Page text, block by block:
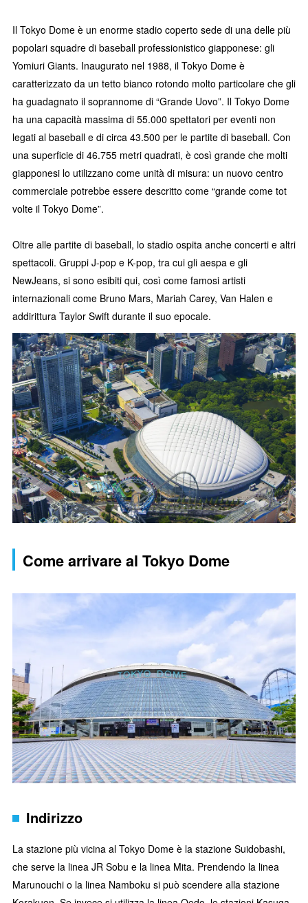
Il Tokyo Dome è un enorme stadio coperto sede di una delle più
popolari squadre di baseball professionistico giapponese: gli
Yomiuri Giants. Inaugurato nel 1988, il Tokyo Dome è
caratterizzato da un tetto bianco rotondo molto particolare che gli
ha guadagnato il soprannome di “Grande Uovo”. Il Tokyo Dome
ha una capacità massima di 55.000 spettatori per eventi non
legati al baseball e di circa 43.500 per le partite di baseball. Con
una superficie di 46.755 metri quadrati, è così grande che molti
giapponesi lo utilizzano come unità di misura: un nuovo centro
commerciale potrebbe essere descritto come “grande come tot
volte il Tokyo Dome”.
Oltre alle partite di baseball, lo stadio ospita anche concerti e altri
spettacoli. Gruppi J-pop e K-pop, tra cui gli aespa e gli
NewJeans, si sono esibiti qui, così come famosi artisti
internazionali come Bruno Mars, Mariah Carey, Van Halen e
addirittura Taylor Swift durante il suo epocale.
Come arrivare al Tokyo Dome
Indirizzo
La stazione più vicina al Tokyo Dome è la stazione Suidobashi,
che serve la linea JR Sobu e la linea Mita. Prendendo la linea
Marunouchi o la linea Namboku si può scendere alla stazione